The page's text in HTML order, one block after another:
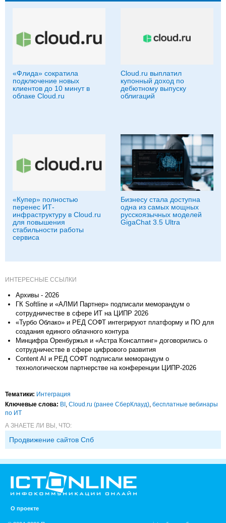
«Флида» сократила
подключение новых
клиентов до 10 минут в
облаке Cloud.ru
Cloud.ru выплатил
купонный доход по
дебютному выпуску
облигаций
«Купер» полностью
перенес ИТ-
инфраструктуру в Cloud.ru
для повышения
стабильности работы
сервиса
Бизнесу стала доступна
одна из самых мощных
русскоязычных моделей
GigaChat 3.5 Ultra
ИНТЕРЕСНЫЕ ССЫЛКИ
Архивы - 2026
ГК Softline и «АЛМИ Партнер» подписали меморандум о
сотрудничестве в сфере ИТ на ЦИПР 2026
«Турбо Облако» и РЕД СОФТ интегрируют платформу и ПО для
создания единого облачного контура
Минцифра Оренбуржья и «Астра Консалтинг» договорились о
сотрудничестве в сфере цифрового развития
Content AI и РЕД СОФТ подписали меморандум о
технологическом партнерстве на конференции ЦИПР-2026
Тематики: Интеграция
Ключевые слова: BI Cloud.ru (ранее СберКлауд) бесплатные вебинары
по ИТ
А ЗНАЕТЕ ЛИ ВЫ, ЧТО:
Продвижение сайтов Спб
О проекте